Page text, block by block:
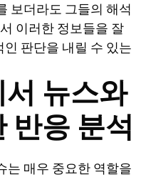
보더라도 그들의 해석
이러한 정보들을 잘
판단을 내릴 수 있는
뉴스와
반응 분석
는 매우 중요한 역할을